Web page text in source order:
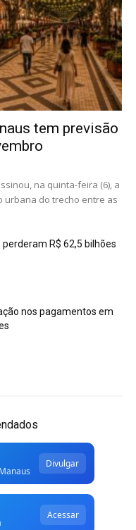
tem previsão
na quinta-feira (6), a
urbana do trecho entre as
R$ 62,5 bilhões
nos pagamentos em
Divulgar
Acessar